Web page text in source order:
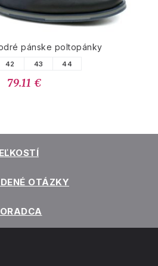
pánske poltopánky
42 43 44
79.11 €
OTÁZKY